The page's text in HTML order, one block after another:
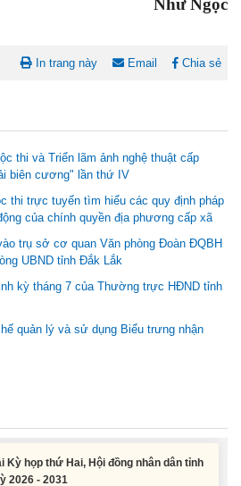
Như Ngọc
In trang này Email Chia sẻ
thi và Triển lãm ảnh nghệ thuật cấp
biên cương" lần thứ IV
thi trực tuyến tìm hiểu các quy định pháp
của chính quyền địa phương cấp xã
trụ sở cơ quan Văn phòng Đoàn ĐQBH
UBND tỉnh Đắk Lắk
kỳ tháng 7 của Thường trực HĐND tỉnh
quản lý và sử dụng Biểu trưng nhận
kết bố trí nguồn vốn đối ứng ngân
Dự án Xây dựng Trụ sở làm...
kế hoạch vốn đầu tư phát triển được
ngân sách địa phương (đợt 2)
Kỳ họp thứ Hai, Hội đồng nhân dân tỉnh